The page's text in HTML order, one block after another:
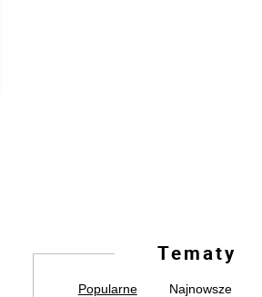
Tematy
Popularne Najnowsze